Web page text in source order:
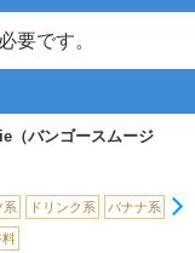
要です。
バンゴースムージ
系 ドリンク系 バナナ系
料